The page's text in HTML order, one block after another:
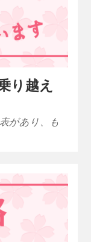
り越え
があり、も